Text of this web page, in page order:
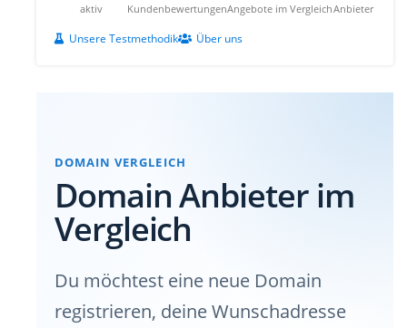
aktiv KundenbewertungenAngebote im VergleichAnbieter
Unsere Testmethodik Über uns
DOMAIN VERGLEICH
Domain Anbieter im
Vergleich
Du möchtest eine neue Domain
registrieren, deine Wunschadresse